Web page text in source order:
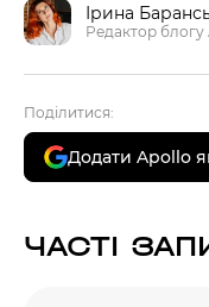
Ірина
Редактор блогу
Поділитися:
Додати Apollo
ЧАСТІ